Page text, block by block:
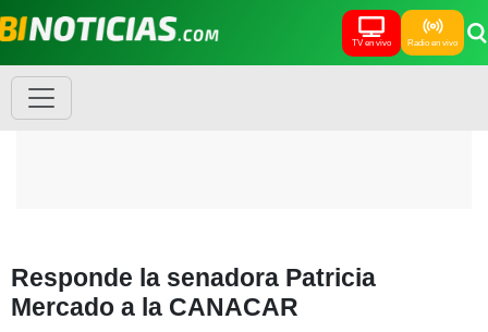
TV en vivo Radio en vivo
Responde la senadora Patricia
Mercado a la CANACAR